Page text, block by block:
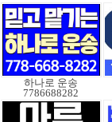
하나로 운송
7786688282